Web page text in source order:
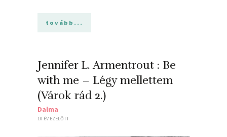
tovább...
Jennifer L. Armentrout : Be
with me – Légy mellettem
(Várok rád 2.)
Dalma
10 ÉV EZELŐTT